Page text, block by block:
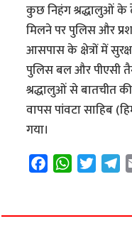
कुछ निहंग श्रद्धालुओं
मिलने पर पुलिस और
आसपास के क्षेत्रों में
पुलिस बल और पीएसी
श्रद्धालुओं से बातचीत
वापस पांवटा साहिब
गया।
F
e
W
t
T
t
T
e